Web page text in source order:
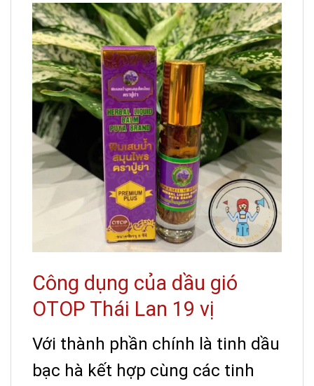
Công dụng của dầu gió
OTOP Thái Lan 19 vị
Với thành phần chính là tinh dầu
bạc hà kết hợp cùng các tinh